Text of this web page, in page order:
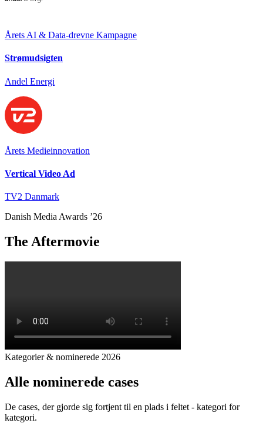
Årets AI & Data-drevne Kampagne
Strømudsigten
Andel Energi
Årets Medieinnovation
Vertical Video Ad
TV2 Danmark
Danish Media Awards ’26
The Aftermovie
Kategorier & nominerede 2026
Alle nominerede cases
De cases, der gjorde sig fortjent til en plads i feltet - kategori for
kategori.